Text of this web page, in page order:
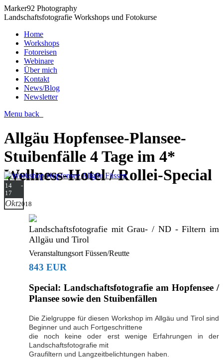
Marker92 Photography
Landschaftsfotografie Workshops und Fotokurse
Home
Workshops
Fotoreisen
Webinare
Über mich
Kontakt
News/Blog
Newsletter
Menu back
Allgäu Hopfensee-Plansee-
Stuibenfälle 4 Tage im 4*
Wellness-Hotel / Rollei-Special
14 -
17
Okt2018
Landschaftsfotografie mit Grau- / ND - Filtern im
Allgäu und Tirol
Veranstaltungsort Füssen/Reutte
843 EUR
Special: Landschaftsfotografie am Hopfensee /
Plansee sowie den Stuibenfällen
Die Zielgruppe für diesen Workshop im Allgäu und Tirol sind
Beginner und auch Fortgeschrittene
die noch keine oder erst wenige Erfahrungen in der
Landschaftsfotografie mit
Graufiltern und Langzeitbelichtungen haben.